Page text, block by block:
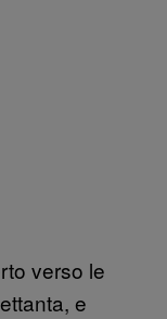
verso le
e